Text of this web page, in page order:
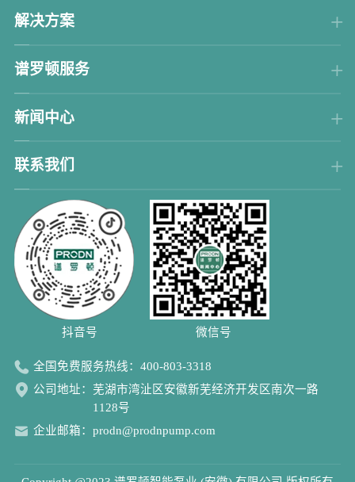
解决方案
谱罗顿服务
新闻中心
联系我们
抖音号 微信号
全国免费服务热线： 400-803-3318
公司地址： 芜湖市湾沚区安徽新芜经济开发区南次一路
1128号
企业邮箱： prodn@prodnpump.com